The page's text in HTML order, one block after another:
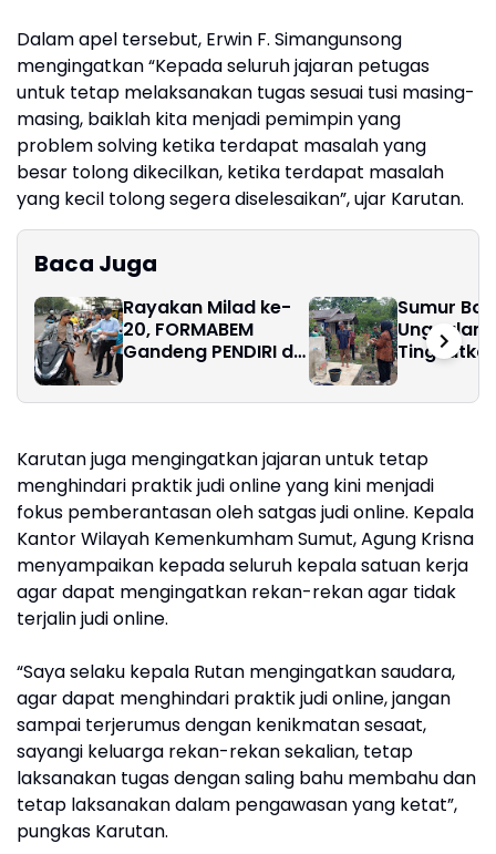
Dalam apel tersebut, Erwin F. Simangunsong
mengingatkan “Kepada seluruh jajaran petugas
untuk tetap melaksanakan tugas sesuai tusi masing-
masing, baiklah kita menjadi pemimpin yang
problem solving ketika terdapat masalah yang
besar tolong dikecilkan, ketika terdapat masalah
yang kecil tolong segera diselesaikan”, ujar Karutan.
Baca Juga
Rayakan Milad ke-
20, FORMABEM
Gandeng PENDIRI di
Sumur
Unggulan
Karutan juga mengingatkan jajaran untuk tetap
menghindari praktik judi online yang kini menjadi
fokus pemberantasan oleh satgas judi online. Kepala
Kantor Wilayah Kemenkumham Sumut, Agung Krisna
menyampaikan kepada seluruh kepala satuan kerja
agar dapat mengingatkan rekan-rekan agar tidak
terjalin judi online.
“Saya selaku kepala Rutan mengingatkan saudara,
agar dapat menghindari praktik judi online, jangan
sampai terjerumus dengan kenikmatan sesaat,
sayangi keluarga rekan-rekan sekalian, tetap
laksanakan tugas dengan saling bahu membahu dan
tetap laksanakan dalam pengawasan yang ketat”,
pungkas Karutan.